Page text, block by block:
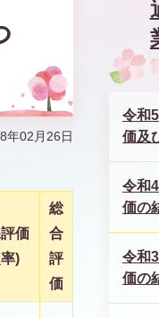
年02月26日
価
)
総
合
評
価
令和
価及
令和
価の
令和
価の